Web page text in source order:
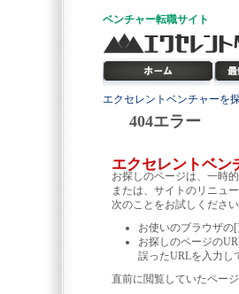
ベンチャー転職サイト
エクセレントベンチャーを
404エラー
エクセレントベン
お探しのページは、一時
または、サイトのリニュ
次のことをお試しください
お使いのブラウザの
お探しのページの
誤ったURLを入力し
直前に閲覧していたペー